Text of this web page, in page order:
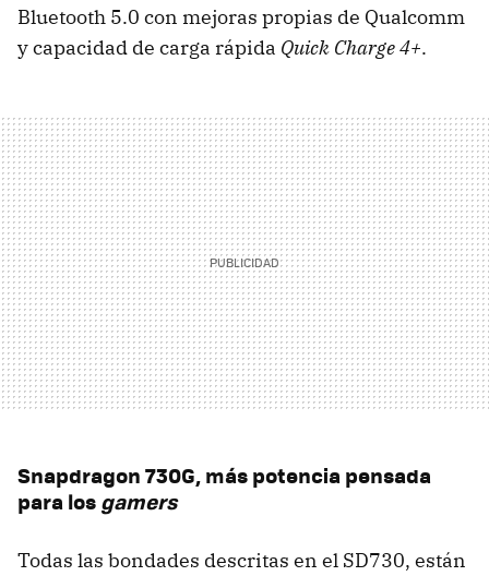
Bluetooth 5.0 con mejoras propias de Qualcomm
y capacidad de carga rápida Quick Charge 4+.
Snapdragon 730G, más potencia pensada
para losgamers
Todas las bondades descritas en el SD730, están